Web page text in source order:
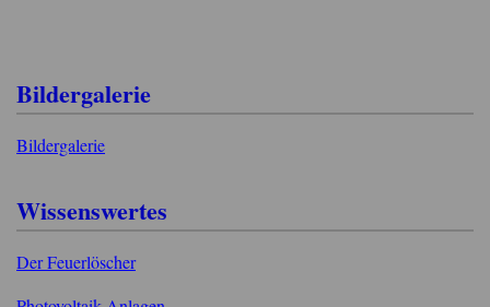
Bildergalerie
Bildergalerie
Wissenswertes
Der Feuerlöscher